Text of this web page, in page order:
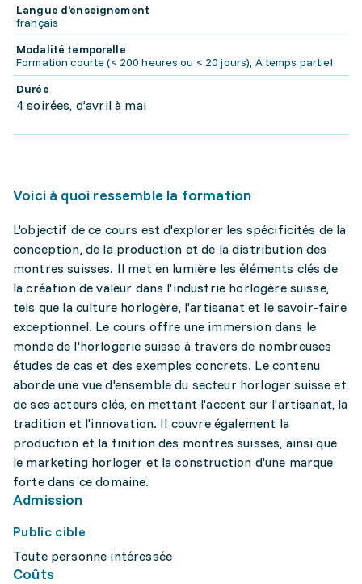
Langue d'enseignement
français
Modalité temporelle
Formation courte (< 200 heures ou < 20 jours), À temps partiel
Durée
4 soirées, d’avril à mai
Voici à quoi ressemble la formation
L'objectif de ce cours est d'explorer les spécificités de la
conception, de la production et de la distribution des
montres suisses. Il met en lumière les éléments clés de
la création de valeur dans l'industrie horlogère suisse,
tels que la culture horlogère, l'artisanat et le savoir-faire
exceptionnel. Le cours offre une immersion dans le
monde de l'horlogerie suisse à travers de nombreuses
études de cas et des exemples concrets. Le contenu
aborde une vue d'ensemble du secteur horloger suisse et
de ses acteurs clés, en mettant l'accent sur l'artisanat, la
tradition et l'innovation. Il couvre également la
production et la finition des montres suisses, ainsi que
le marketing horloger et la construction d'une marque
forte dans ce domaine.
Admission
Public cible
Toute personne intéressée
Coûts